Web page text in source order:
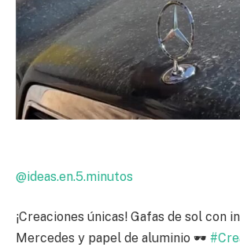
@ideas.en.5.minutos
¡Creaciones únicas! Gafas de sol con
Mercedes y papel de aluminio 🕶️